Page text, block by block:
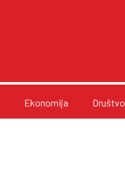
Ekonomija Društvo